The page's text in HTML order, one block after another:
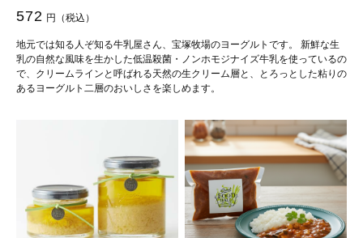
572 円（税込）
地元では知る人ぞ知る牛乳屋さん、宝塚牧場のヨーグルトです。 新鮮な生
乳の自然な風味を生かした低温殺菌・ノンホモジナイズ牛乳を使っているの
で、クリームラインと呼ばれる天然の生クリーム層と、とろっとした粘りの
あるヨーグルト二層のおいしさを楽しめます。